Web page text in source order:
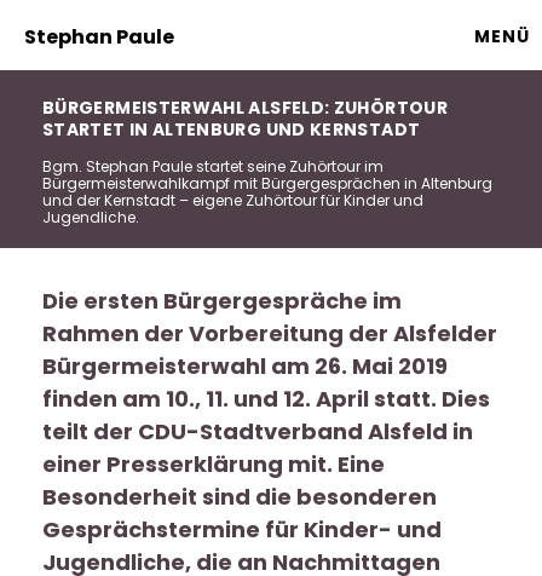
Stephan Paule MENÜ
BÜRGERMEISTERWAHL ALSFELD: ZUHÖRTOUR
STARTET IN ALTENBURG UND KERNSTADT
Bgm. Stephan Paule startet seine Zuhörtour im
Bürgermeisterwahlkampf mit Bürgergesprächen in Altenburg
und der Kernstadt – eigene Zuhörtour für Kinder und
Jugendliche.
Die ersten Bürgergespräche im
Rahmen der Vorbereitung der Alsfelder
Bürgermeisterwahl am 26. Mai 2019
finden am 10., 11. und 12. April statt. Dies
teilt der CDU-Stadtverband Alsfeld in
einer Presserklärung mit. Eine
Besonderheit sind die besonderen
Gesprächstermine für Kinder- und
Jugendliche, die an Nachmittagen